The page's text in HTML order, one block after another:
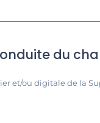
du
et/ou digitale de la